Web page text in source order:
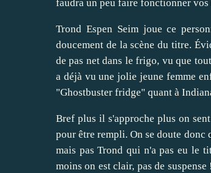
faudra un peu faire fonctionner
Trond Espen Seim joue ce
doucement de la scène du titre.
de pas net dans le frigo, vu que
a déjà vu une jolie jeune femme
"Ghostbuster fridge" quant à
Bref plus il s'approche plus on
pour être rempli. On se doute donc
mais pas Trond qui n'a pas eu le
moins on est clair, pas de